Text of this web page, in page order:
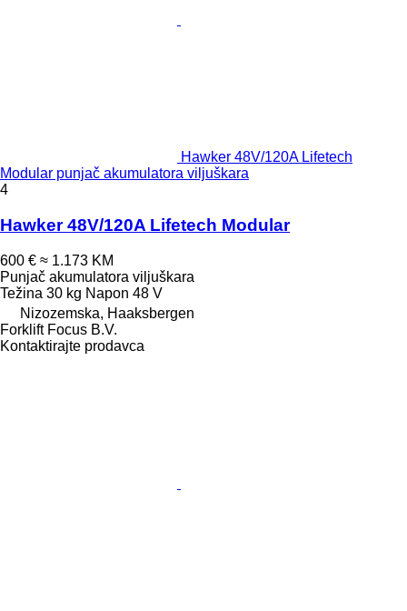
Hawker 48V/120A Lifetech
Modular punjač akumulatora viljuškara
4
Hawker 48V/120A Lifetech Modular
600 € ≈ 1.173 KM
Punjač akumulatora viljuškara
Težina 30 kg Napon 48 V
Nizozemska, Haaksbergen
Forklift Focus B.V.
Kontaktirajte prodavca